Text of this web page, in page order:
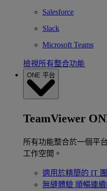
Salesforce
Slack
Microsoft Teams
檢視所有整合功能
ONE 平台
TeamViewer
所有功能整合於一個平
工作空間。
適用於精簡的 IT
無縫體驗 順暢連